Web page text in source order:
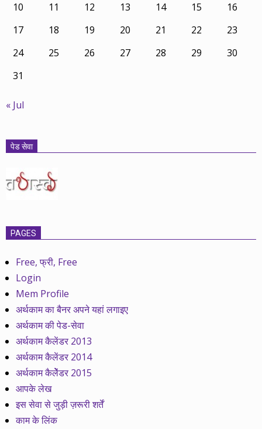
10
11 12 13 14 15
16
17
18 19 20 21 22
23
24
25 26 27 28 29
30
31
« Jul
पेड सेवा
PAGES
Free, फ्री, Free
Login
Mem Profile
अर्थकाम का बैनर अपने यहां लगाइए
अर्थकाम की पेड-सेवा
अर्थकाम कैलेंडर 2013
अर्थकाम कैलेंडर 2014
अर्थकाम कैलेेंडर 2015
आपके लेख
इस सेवा से जुड़ी ज़रूरी शर्तें
काम के लिंक